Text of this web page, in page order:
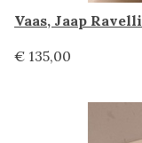
Vaas, Jaap Ravelli
€ 135,00